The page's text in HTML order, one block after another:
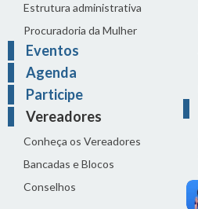
Estrutura administrativa
Procuradoria da Mulher
Eventos
Agenda
Participe
Vereadores
Conheça os Vereadores
Bancadas e Blocos
Conselhos